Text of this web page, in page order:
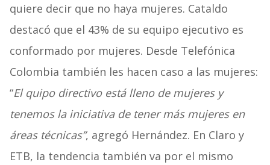
quiere decir que no haya mujeres. Cataldo
destacó que el 43% de su equipo ejecutivo es
conformado por mujeres. Desde Telefónica
Colombia también les hacen caso a las mujeres:
“El quipo directivo está lleno de mujeres y
tenemos la iniciativa de tener más mujeres en
áreas técnicas”, agregó Hernández. En Claro y
ETB, la tendencia también va por el mismo